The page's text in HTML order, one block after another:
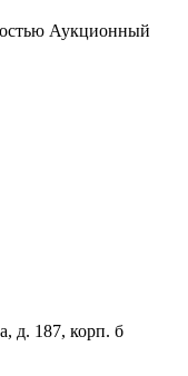
Аукционный
д. 187, корп. б